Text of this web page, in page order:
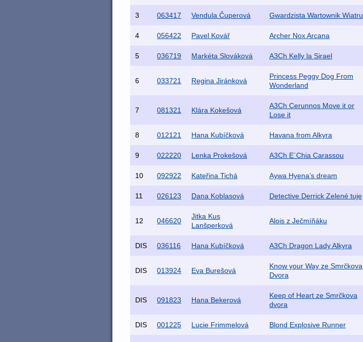
3 063417 Vendula Čuperová Gwardzista Wartownik Wiatru
4 056422 Pavel Kovář Archer Nox Arcana
5 036719 Markéta Slováková A3Ch Kelly la Sirael
6 033721 Regina Jiránková
Princess Peggy Dog From
Wonderland
7 081321 Klára Kokešová
A3Ch Cerunnos Move it or
Lose it
8 012121 Hana Kubíčková Havana from Alkyra
9 022220 Lenka Prokešová A3Ch E´Chia Carassou
10 092922 Kateřina Tichá Aywa Hyena’s dream
11 026123 Dana Koblasová Detective Derrick Zelené tuje
12 046620
Jitka Kus
Lanšperková
Alois z Ječmíňáku
DIS 036116 Hana Kubíčková A3Ch Dragon Lady Alkyra
DIS 013924 Eva Burešová
Know your Way ze Smrčkova
Dvora
DIS 091823 Hana Bekerová
Keep of Heart ze Smrčkova
dvora
DIS 001225 Lucie Frimmelová Blond Explosive Runner